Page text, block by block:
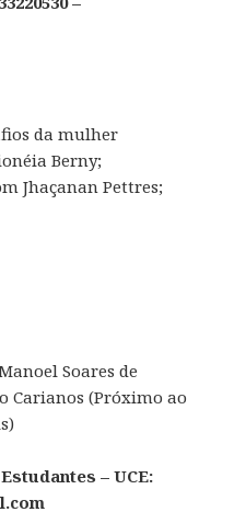
da mulher
Berny;
Jhaçanan Pettres;
Soares de
Carianos (Próximo ao
– UCE: